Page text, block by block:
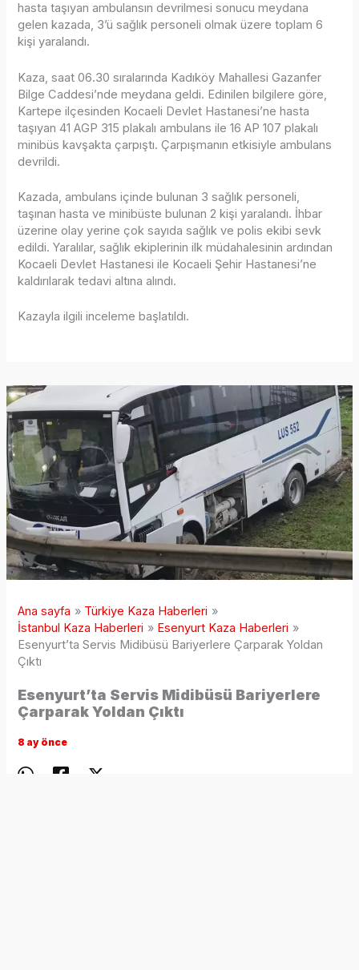
hasta taşıyan ambulansın devrilmesi sonucu meydana
gelen kazada, 3’ü sağlık personeli olmak üzere toplam 6
kişi yaralandı.
Kaza, saat 06.30 sıralarında Kadıköy Mahallesi Gazanfer
Bilge Caddesi’nde meydana geldi. Edinilen bilgilere göre,
Kartepe ilçesinden Kocaeli Devlet Hastanesi’ne hasta
taşıyan 41 AGP 315 plakalı ambulans ile 16 AP 107 plakalı
minibüs kavşakta çarpıştı. Çarpışmanın etkisiyle ambulans
devrildi.
Kazada, ambulans içinde bulunan 3 sağlık personeli,
taşınan hasta ve minibüste bulunan 2 kişi yaralandı. İhbar
üzerine olay yerine çok sayıda sağlık ve polis ekibi sevk
edildi. Yaralılar, sağlık ekiplerinin ilk müdahalesinin ardından
Kocaeli Devlet Hastanesi ile Kocaeli Şehir Hastanesi’ne
kaldırılarak tedavi altına alındı.
Kazayla ilgili inceleme başlatıldı.
Ana sayfa
Türkiye Kaza Haberleri
İstanbul Kaza Haberleri
Esenyurt Kaza Haberleri
Esenyurt’ta Servis Midibüsü Bariyerlere Çarparak Yoldan
Çıktı
Esenyurt’ta Servis Midibüsü Bariyerlere
Çarparak Yoldan Çıktı
8 ay önce